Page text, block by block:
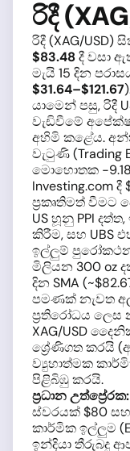
රිදී
රිදී (XAG/USD)
$83.48 දී වසා
මැයි 15 දින
$31.64–$121.67
යාමෙන් පසු, රිදී
වැඩිවීමේ
අහිමි කළේය.
වැටුණි (Trading
මොහොතක
Investing.com
ප්‍රකෘතිමත් වීමට
US හූනු PPI
කිරීම, සහ UBS
ඉල්ලුම්
මිලියන 300 oz
දින SMA
පමණක් නැවත
ප්‍රතිරෝධය ලෙස
XAG/USD
ශ්‍රේණිගත කරයි
ව්‍යුහාත්මක
පිළිබිඹු කරයි.
ප්‍රධාන උත්ප්‍රේරක:
ස්වරයක් $80
කාර්මික ඉල්ලුම
ඉන්දියා තීරුබදු